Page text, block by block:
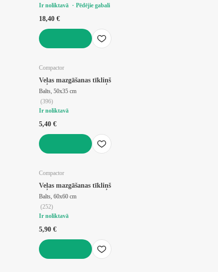
Ir noliktavā
Pēdējie gabali
18,40 €
Compactor
Veļas mazgāšanas tīkliņš
Balts, 50x35 cm
(396)
Ir noliktavā
5,40 €
Compactor
Veļas mazgāšanas tīkliņš
Balts, 60x60 cm
(252)
Ir noliktavā
5,90 €